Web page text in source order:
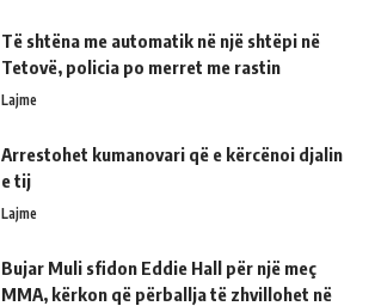
Të shtëna me automatik në një shtëpi në
Tetovë, policia po merret me rastin
Lajme
Arrestohet kumanovari që e kërcënoi djalin
e tij
Lajme
Bujar Muli sfidon Eddie Hall për një meç
MMA, kërkon që përballja të zhvillohet në